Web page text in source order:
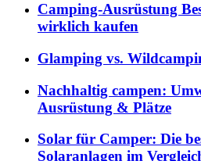
Camping-Ausrüstung
wirklich kaufen
Glamping vs.
Nachhaltig campen:
Ausrüstung & Plätze
Solar für Camper: Die
Solaranlagen im